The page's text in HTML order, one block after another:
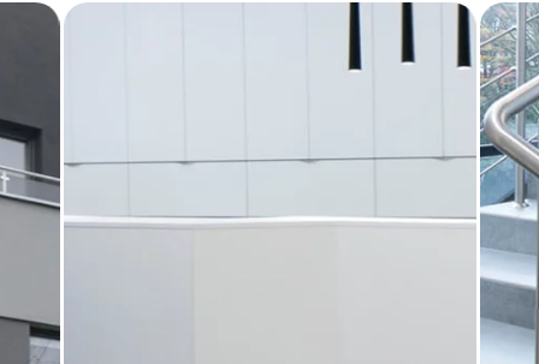
O NAS